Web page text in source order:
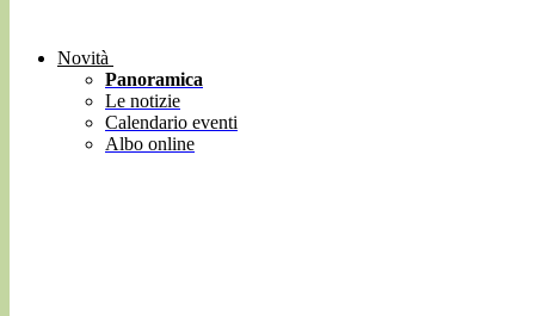
Novità
Panoramica
Le notizie
Calendario eventi
Albo online